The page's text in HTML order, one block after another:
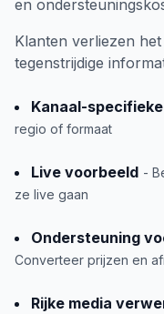
en
Klanten verliezen
tegenstrijdige
Kanaal-
regio of formaat
Live voorbeeld -
ze live gaan
Ondersteuning
Converteer prijzen en
Rijke media